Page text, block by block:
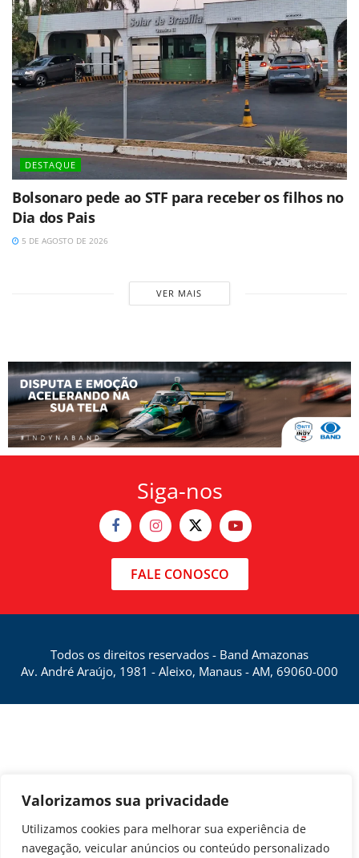
Valorizamos sua privacidade
Utilizamos cookies para melhorar sua experiência de
navegação, veicular anúncios ou conteúdo personalizado
DESTAQUE
Bolsonaro pede ao STF para receber os filhos no
Dia dos Pais
5 DE AGOSTO DE 2026
VER MAIS
Siga-nos
FALE CONOSCO
Todos os direitos reservados - Band Amazonas
Av. André Araújo, 1981 - Aleixo, Manaus - AM, 69060-000